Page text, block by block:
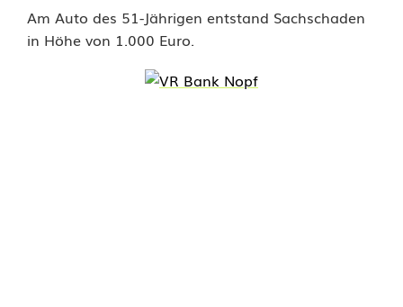
A
u
Am Auto des 51-Jährigen entstand Sachschaden
in Höhe von 1.000 Euro.